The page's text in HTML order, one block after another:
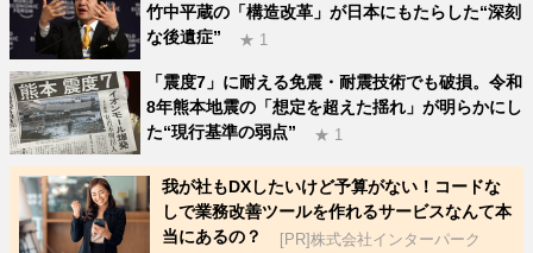
竹中平蔵の「構造改革」が日本にもたらした“深刻
な後遺症”
★ 1
「震度7」に耐える免震・耐震技術でも破損。令和
8年熊本地震の「想定を超えた揺れ」が明らかにし
た“現行基準の弱点”
★ 1
我が社もDXしたいけど予算がない！コードな
しで業務改善ツールを作れるサービスなんて本
当にあるの？
[PR]株式会社インターパーク